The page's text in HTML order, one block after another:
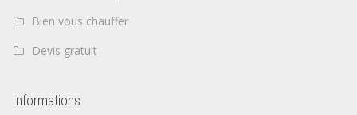
Bien vous chauffer
Devis gratuit
Informations